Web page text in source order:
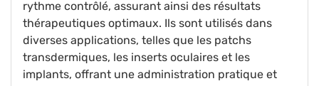
rythme contrôlé, assurant ainsi des résultats
thérapeutiques optimaux. Ils sont utilisés dans
diverses applications, telles que les patchs
transdermiques, les inserts oculaires et les
implants, offrant une administration pratique et